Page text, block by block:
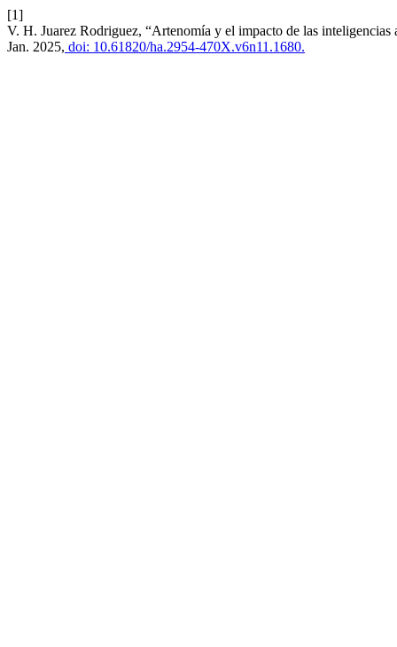
[1]
V. H. Juarez Rodriguez, “Artenomía y el impacto de las
Jan. 2025, doi: 10.61820/ha.2954-470X.v6n11.1680.